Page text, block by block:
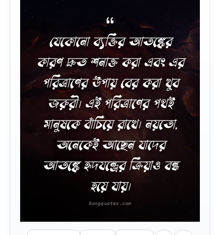
যেকোনো ব্যক্তির আতঙ্কের
কারণ দ্রুত শনাক্ত করা এবং এর
পরিত্রাণের উপায় বের করা খুব
জরুরী। এই পরিত্রাণের পথই
মানুষকে বাঁচিয়ে রাখে। নয়তো,
অনেকেই আছেন যাদের
আতঙ্কে হৃদযন্ত্রের ক্রিয়াও বন্ধ
হয়ে যায়।